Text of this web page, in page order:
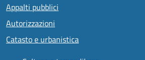
Appalti pubblici
Autorizzazioni
Catasto e urbanistica